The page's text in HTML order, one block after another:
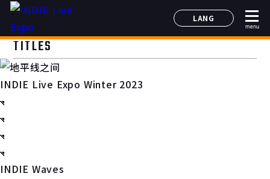
LANG
日本語
menu
TITLES
INDIE Live Expo Winter 2023
INDIE Waves